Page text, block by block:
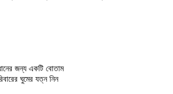
জন্য একটি বোতাম
ঘুমের যত্ন নিন